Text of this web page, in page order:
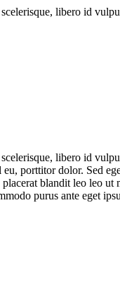
libero id
libero id
porttitor dolor. Sed
blandit leo leo
purus ante eget